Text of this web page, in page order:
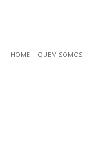
HOME QUEM SOMOS